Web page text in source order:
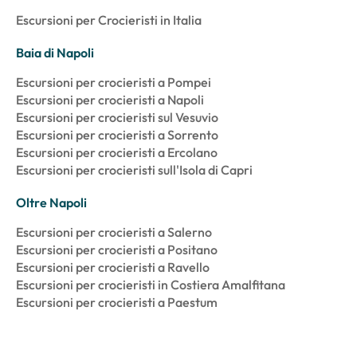
Escursioni per Crocieristi in Italia
Baia di Napoli
Escursioni per crocieristi a Pompei
Escursioni per crocieristi a Napoli
Escursioni per crocieristi sul Vesuvio
Escursioni per crocieristi a Sorrento
Escursioni per crocieristi a Ercolano
Escursioni per crocieristi sull'Isola di Capri
Oltre Napoli
Escursioni per crocieristi a Salerno
Escursioni per crocieristi a Positano
Escursioni per crocieristi a Ravello
Escursioni per crocieristi in Costiera Amalfitana
Escursioni per crocieristi a Paestum